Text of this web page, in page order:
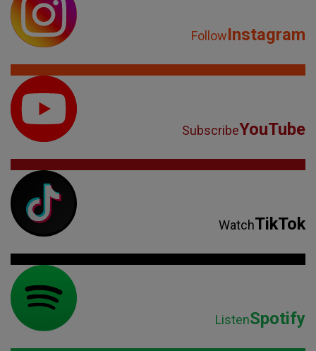
FollowInstagram
SubscribeYouTube
WatchTikTok
ListenSpotify